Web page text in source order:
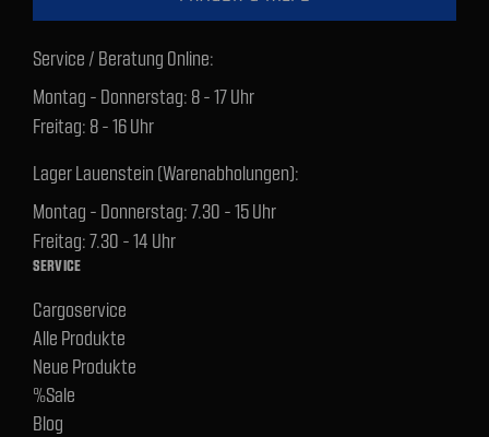
Service / Beratung Online:
Montag - Donnerstag: 8 - 17 Uhr
Freitag: 8 - 16 Uhr
Lager Lauenstein (Warenabholungen):
Montag - Donnerstag: 7.30 - 15 Uhr
Freitag: 7.30 - 14 Uhr
SERVICE
Cargoservice
Alle Produkte
Neue Produkte
%Sale
Blog